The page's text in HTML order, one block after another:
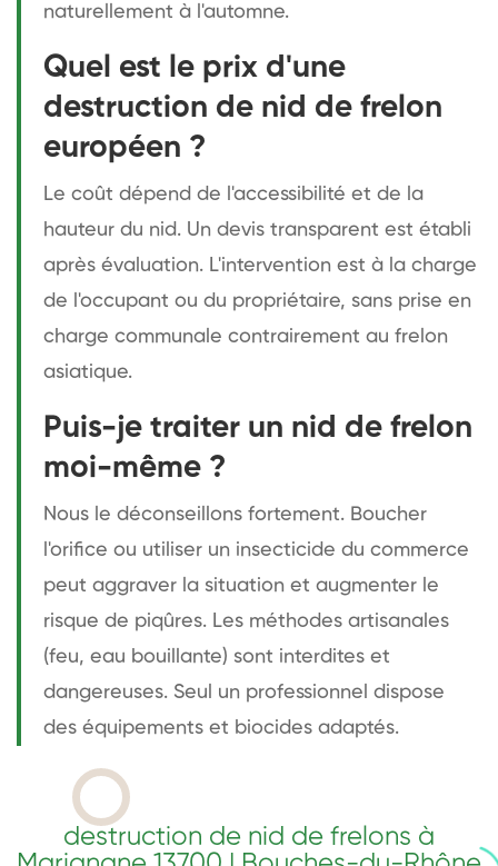
naturellement à l'automne.
Quel est le prix d'une
destruction de nid de frelon
européen ?
Le coût dépend de l'accessibilité et de la
hauteur du nid. Un devis transparent est établi
après évaluation. L'intervention est à la charge
de l'occupant ou du propriétaire, sans prise en
charge communale contrairement au frelon
asiatique.
Puis-je traiter un nid de frelon
moi-même ?
Nous le déconseillons fortement. Boucher
l'orifice ou utiliser un insecticide du commerce
peut aggraver la situation et augmenter le
risque de piqûres. Les méthodes artisanales
(feu, eau bouillante) sont interdites et
dangereuses. Seul un professionnel dispose
des équipements et biocides adaptés.
destruction de nid de frelons à